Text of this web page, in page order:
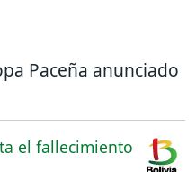
Paceña anunciado